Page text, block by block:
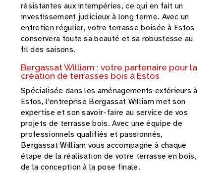
résistantes aux intempéries, ce qui en fait un
investissement judicieux à long terme. Avec un
entretien régulier, votre terrasse boisée à Estos
conservera toute sa beauté et sa robustesse au
fil des saisons.
Bergassat William : votre partenaire pour la
création de terrasses bois à Estos
Spécialisée dans les aménagements extérieurs à
Estos, l'entreprise Bergassat William met son
expertise et son savoir-faire au service de vos
projets de terrasse bois. Avec une équipe de
professionnels qualifiés et passionnés,
Bergassat William vous accompagne à chaque
étape de la réalisation de votre terrasse en bois,
de la conception à la pose finale.